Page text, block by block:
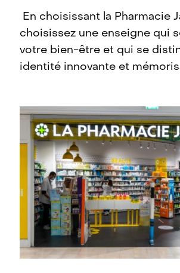
En choisissant la Pharmacie
choisissez une enseigne qui
votre bien-être et qui se
identité innovante et